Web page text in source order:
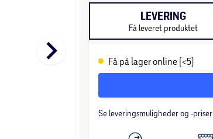
keyboard_arrow_right
LEVERING
Få leveret produktet
Få på lager online (<5)
Se leveringsmuligheder og -priser